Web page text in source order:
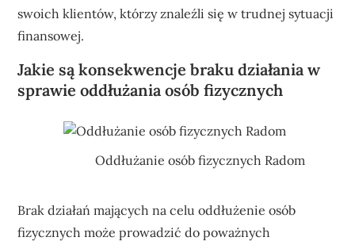
swoich klientów, którzy znaleźli się w trudnej sytuacji
finansowej.
Jakie są konsekwencje braku działania w
sprawie oddłużania osób fizycznych
Oddłużanie osób fizycznych Radom
Brak działań mających na celu oddłużenie osób
fizycznych może prowadzić do poważnych